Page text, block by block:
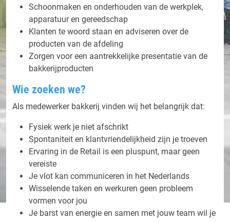
Schoonmaken en onderhouden van de werkplek,
apparatuur en gereedschap
Klanten te woord staan en adviseren over de
producten van de afdeling
Zorgen voor een aantrekkelijke presentatie van de
bakkerijproducten
Wie zoeken we?
Als medewerker bakkerij vinden wij het belangrijk dat:
Fysiek werk je niet afschrikt
Spontaniteit en klantvriendelijkheid zijn je troeven
Ervaring in de Retail is een pluspunt, maar geen
vereiste
Je vlot kan communiceren in het Nederlands
Wisselende taken en werkuren geen probleem
vormen voor jou
Je barst van energie en samen met jouw team wil je